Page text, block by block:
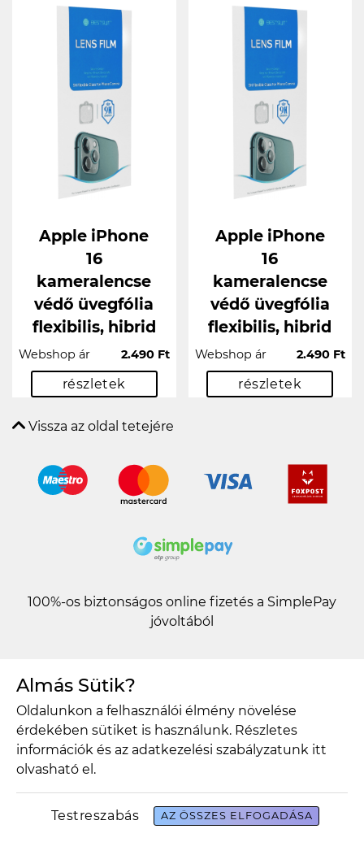
Apple iPhone
16
kameralencse
védő üvegfólia
flexibilis, hibrid
Webshop ár 2.490 Ft
részletek
Apple iPhone
16
kameralencse
védő üvegfólia
flexibilis, hibrid
Webshop ár 2.490 Ft
részletek
Vissza az oldal tetejére
100%-os biztonságos online fizetés a SimplePay
jóvoltából
Értesülj akcióinkról
elsőként
Becenév
Almás Sütik?
Oldalunkon a felhasználói élmény növelése
érdekében sütiket is használunk. Részletes
információk és az adatkezelési szabályzatunk itt
olvasható el.
Testreszabás AZ ÖSSZES ELFOGADÁSA